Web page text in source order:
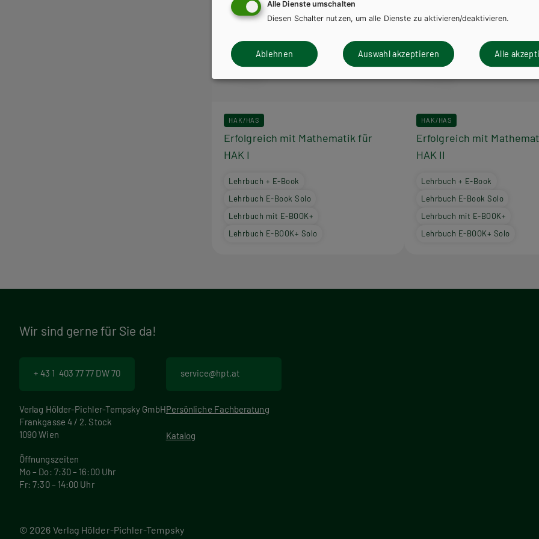
HAK/HAS
Erfolgreich mit Mathematik für
HAK I
Lehrbuch + E-Book
Lehrbuch E-Book Solo
Lehrbuch mit E-BOOK+
Lehrbuch E-BOOK+ Solo
HAK/HAS
Erfolgreich mit
HAK II
Lehrbuch + E-Book
Lehrbuch E-Book Solo
Lehrbuch mit E-BOOK+
Lehrbuch E-BOOK+ Solo
Wir sind gerne für Sie da!
+ 43 1 403 77 77 DW 70
Verlag Hölder-Pichler-Tempsky GmbH
Frankgasse 4 / 2. Stock
1090 Wien
Öffnungszeiten
Mo – Do: 7:30 – 16:00 Uhr
Fr: 7:30 – 14:00 Uhr
service@hpt.at
Persönliche Fachberatung
Katalog
© 2026 Verlag Hölder-Pichler-Tempsky
Alle Dienste umschalten
Diesen Schalter nutzen, um alle Dienste zu aktivieren/deaktivieren.
Ablehnen Auswahl akzeptieren Alle